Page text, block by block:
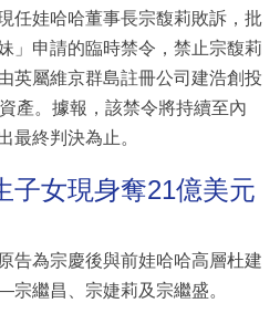
任娃哈哈董事長宗馥莉敗訴，批
」申請的臨時禁令，禁止宗馥莉
英屬維京群島註冊公司建浩創投
產。據報，該禁令將持續至內
最終判決為止。
子女現身奪21億美元
告為宗慶後與前娃哈哈高層杜建
繼昌、宗婕莉及宗繼盛。